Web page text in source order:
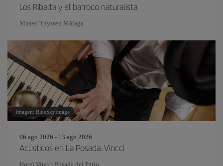
Los Ribalta y el barroco naturalista
Museo Thyssen Málaga
Imagen: BlueSkyImage
06 ago 2026 - 13 ago 2026
Acústicos en La Posada. Vincci
Hotel Vincci Posada del Patio